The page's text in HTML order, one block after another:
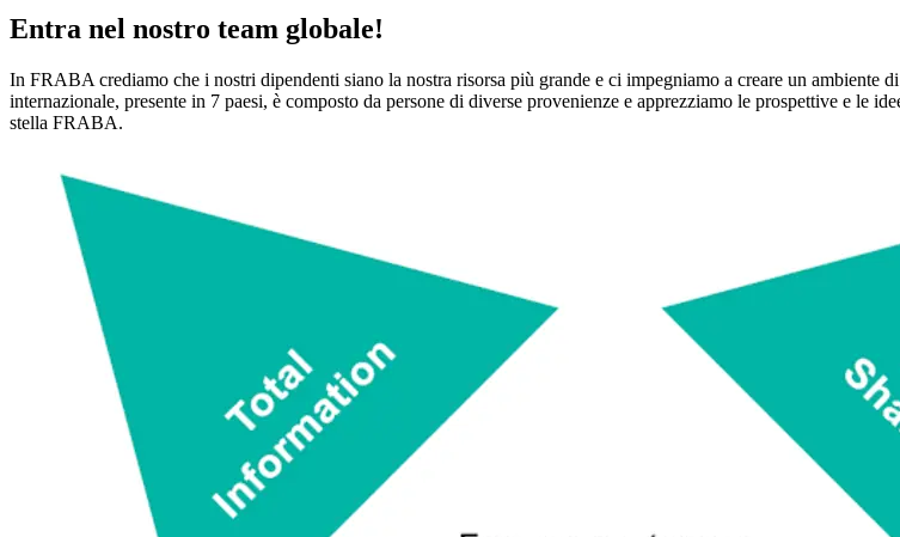
Entra nel nostro team globale!
In FRABA crediamo che i nostri dipendenti siano la nostra risorsa più grande e ci impegniamo a creare un ambiente
internazionale, presente in 7 paesi, è composto da persone di diverse provenienze e apprezziamo le prospettive e le
stella FRABA.